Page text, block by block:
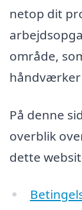
netop dit
område,
håndværker
På denne
overblik
dette